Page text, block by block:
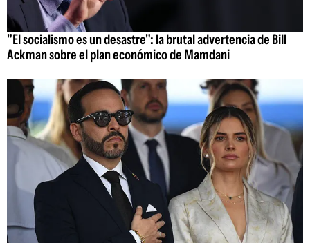
"El socialismo es un desastre": la brutal advertencia de Bill
Ackman sobre el plan económico de Mamdani